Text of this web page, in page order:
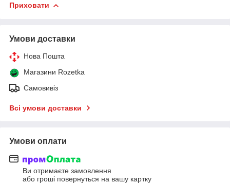
Приховати
Умови доставки
Нова Пошта
Магазини Rozetka
Самовивіз
Всі умови доставки
Умови оплати
Ви отримаєте замовлення
або гроші повернуться на вашу картку